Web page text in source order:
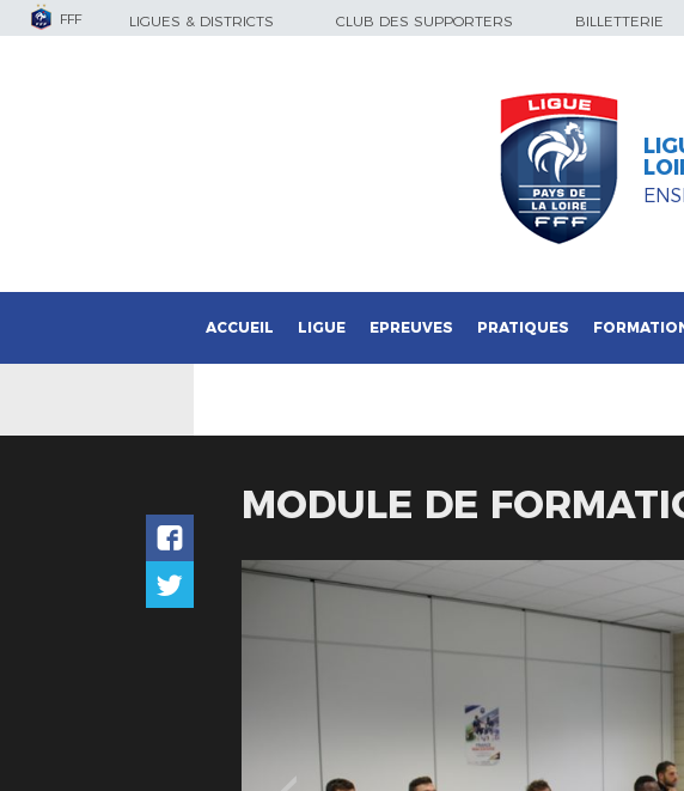
FFF LIGUES & DISTRICTS CLUB DES SUPPORTERS BILLETTERIE
ACCUEIL LIGUE EPREUVES PRATIQUES
MODULE DE